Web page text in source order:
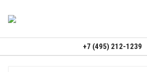
+7 (495) 212-1239